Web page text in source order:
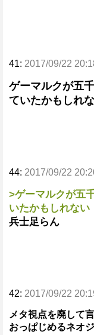
41: 2017/09/22
ゲーマルクが五
ていたかもしれ
44: 2017/09/22
>ゲーマルクが五
いたかもしれない
兵士足らん
42: 2017/09/22
メタ視点を廃して
おっぱじめるネオ